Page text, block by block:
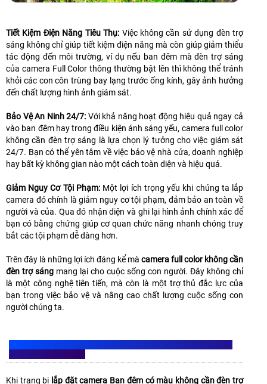
Tiết Kiệm Điện Năng Tiêu Thụ: Việc không cần sử dụng đèn trợ
sáng không chỉ giúp tiết kiệm điện năng mà còn giúp giảm thiểu
tác động đến môi trường, ví dụ nếu ban đêm mà đèn trợ sáng
của camera Full Color thông thường bật lên thì không thể tránh
khỏi các con côn trùng bay lạng trước ống kính, gây ảnh hưởng
đến chất lượng hình ảnh giám sát.
Bảo Vệ An Ninh 24/7: Với khả năng hoạt động hiệu quả ngay cả
vào ban đêm hay trong điều kiện ánh sáng yếu, camera full color
không cần đèn trợ sáng là lựa chọn lý tưởng cho việc giám sát
24/7. Bạn có thể yên tâm về việc bảo vệ nhà cửa, doanh nghiệp
hay bất kỳ không gian nào một cách toàn diện và hiệu quả.
Giảm Nguy Cơ Tội Phạm: Một lợi ích trọng yếu khi chúng ta lắp
camera đó chính là giảm nguy cơ tội phạm, đảm bảo an toàn về
người và của. Qua đó nhận diện và ghi lại hình ảnh chính xác để
bạn có bằng chứng giúp cơ quan chức năng nhanh chóng truy
bắt các tội phạm dễ dàng hơn.
Trên đây là những lợi ích đáng kể mà camera full color không cần
đèn trợ sáng mang lại cho cuộc sống con người. Đây không chỉ
là một công nghệ tiên tiến, mà còn là một trợ thủ đắc lực của
bạn trong việc bảo vệ và nâng cao chất lượng cuộc sống con
người chúng ta.
Khi trang bị lắp đặt camera Ban đêm có màu không cần đèn trợ